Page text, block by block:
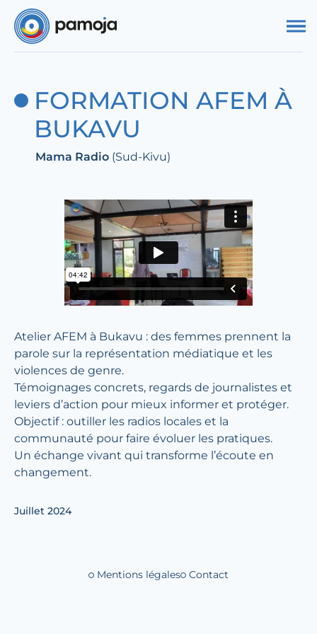
FORMATION AFEM À
BUKAVU
Mama Radio (Sud-Kivu)
Atelier AFEM à Bukavu : des femmes prennent la
parole sur la représentation médiatique et les
violences de genre.
Témoignages concrets, regards de journalistes et
leviers d’action pour mieux informer et protéger.
Objectif : outiller les radios locales et la
communauté pour faire évoluer les pratiques.
Un échange vivant qui transforme l’écoute en
changement.
Juillet 2024
Liens de bas de
Mentions légales Contact